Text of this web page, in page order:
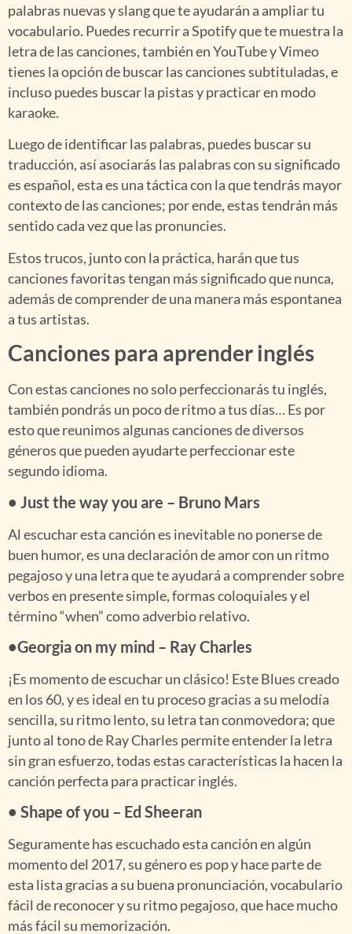
palabras nuevas y slang que te ayudarán a ampliar tu
vocabulario. Puedes recurrir a Spotify que te muestra la
letra de las canciones, también en YouTube y Vimeo
tienes la opción de buscar las canciones subtituladas, e
incluso puedes buscar la pistas y practicar en modo
karaoke.
Luego de identificar las palabras, puedes buscar su
traducción, así asociarás las palabras con su significado
es español, esta es una táctica con la que tendrás mayor
contexto de las canciones; por ende, estas tendrán más
sentido cada vez que las pronuncies.
Estos trucos, junto con la práctica, harán que tus
canciones favoritas tengan más significado que nunca,
además de comprender de una manera más espontanea
a tus artistas.
Canciones para aprender inglés
Con estas canciones no solo perfeccionarás tu inglés,
también pondrás un poco de ritmo a tus días… Es por
esto que reunimos algunas canciones de diversos
géneros que pueden ayudarte perfeccionar este
segundo idioma.
• Just the way you are – Bruno Mars
Al escuchar esta canción es inevitable no ponerse de
buen humor, es una declaración de amor con un ritmo
pegajoso y una letra que te ayudará a comprender sobre
verbos en presente simple, formas coloquiales y el
término “when” como adverbio relativo.
•Georgia on my mind – Ray Charles
¡Es momento de escuchar un clásico! Este Blues creado
en los 60, y es ideal en tu proceso gracias a su melodía
sencilla, su ritmo lento, su letra tan conmovedora; que
junto al tono de Ray Charles permite entender la letra
sin gran esfuerzo, todas estas características la hacen la
canción perfecta para practicar inglés.
• Shape of you – Ed Sheeran
Seguramente has escuchado esta canción en algún
momento del 2017, su género es pop y hace parte de
esta lista gracias a su buena pronunciación, vocabulario
fácil de reconocer y su ritmo pegajoso, que hace mucho
más fácil su memorización.